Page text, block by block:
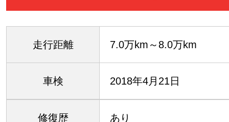
走行距離 7.0万km～8.0万km
車検 2018年4月21日
修復歴 あり